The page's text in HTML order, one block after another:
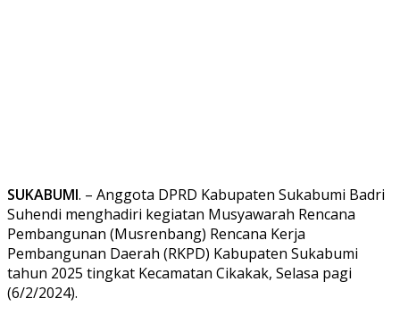
SUKABUMI. – Anggota DPRD Kabupaten Sukabumi Badri
Suhendi menghadiri kegiatan Musyawarah Rencana
Pembangunan (Musrenbang) Rencana Kerja
Pembangunan Daerah (RKPD) Kabupaten Sukabumi
tahun 2025 tingkat Kecamatan Cikakak, Selasa pagi
(6/2/2024).